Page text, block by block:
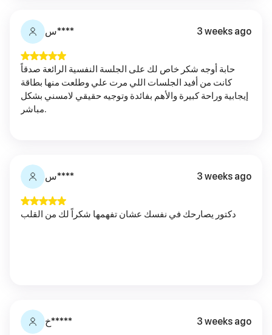
س**** 3 weeks ago
حابة أوجه شكر خاص لك على الجلسة النفسية الرائعة صدقاً
كانت من أفيد الجلسات اللي مرت علي وطلعت منها بطاقة
إيجابية وراحة كبيرة والأهم بفائدة وتوجيه حقيقي لامسني بشكل
مباشر.
س**** 3 weeks ago
دكتور يصارحك في نفسك عشان تفهمها شكراً لك من القلب
خ***** 3 weeks ago